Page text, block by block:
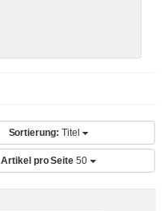
Sortierung: Titel
Artikel pro Seite 50